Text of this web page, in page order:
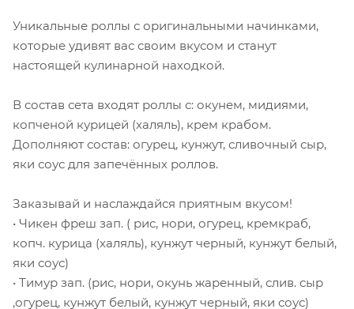
Уникальные роллы с оригинальными начинками,
которые удивят вас своим вкусом и станут
настоящей кулинарной находкой.
В состав сета входят роллы с: окунем, мидиями,
копченой курицей (халяль), крем крабом.
Дополняют состав: огурец, кунжут, сливочный сыр,
яки соус для запечённых роллов.
Заказывай и наслаждайся приятным вкусом!
• Чикен фреш зап. ( рис, нори, огурец, кремкраб,
копч. курица (халяль), кунжут черный, кунжут белый,
яки соус)
• Тимур зап. (рис, нори, окунь жаренный, слив. сыр
,огурец, кунжут белый, кунжут черный, яки соус)